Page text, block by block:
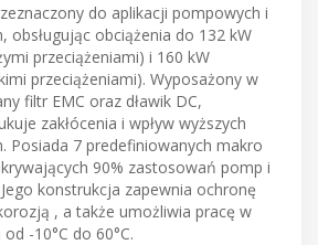
do aplikacji pompowych i
obsługując obciążenia do 132 kW
przeciążeniami) i 160 kW
przeciążeniami). Wyposażony w
filtr EMC oraz dławik DC,
zakłócenia i wpływ wyższych
Posiada 7 predefiniowanych makro
90% zastosowań pomp i
konstrukcja zapewnia ochronę
, a także umożliwia pracę w
-10°C do 60°C.